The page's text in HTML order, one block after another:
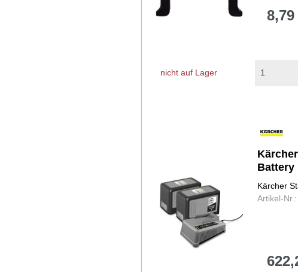
8,79
nicht auf Lager
Battery
Kärcher
Artikel-